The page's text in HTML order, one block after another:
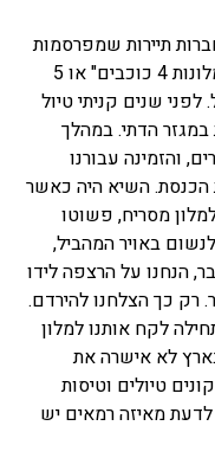
תיירות שמפרסמות
את שמות המלונות, ויש שכותבות רק "מלונות 4 כוכבים" או 5
שנים קניתי טיול
במגזר הדתי. במהלך
והזמינה עבורנו
הכנסת. השיא היה כאשר
מסריח, פשוטו
באויר המהביל,
הנחנו על הרצפה לידו
רק כך הצלחנו להירדם.
לקח אותנו למלון
לא אישרה את
טיולים וטיסות
לדעת מאיזה רמאים יש